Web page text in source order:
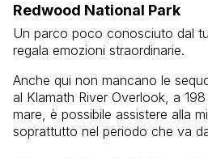
Redwood National Park
Un parco poco conosciuto dal
regala emozioni straordinarie.
Anche qui non mancano le
al Klamath River Overlook, a
mare, è possibile assistere alla
soprattutto nel periodo che va